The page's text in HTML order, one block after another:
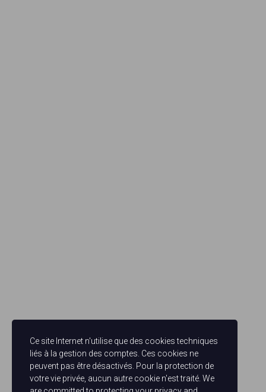
Ce site Internet n'utilise que des cookies techniques
liés à la gestion des comptes. Ces cookies ne
peuvent pas être désactivés. Pour la protection de
votre vie privée, aucun autre cookie n'est traité. We